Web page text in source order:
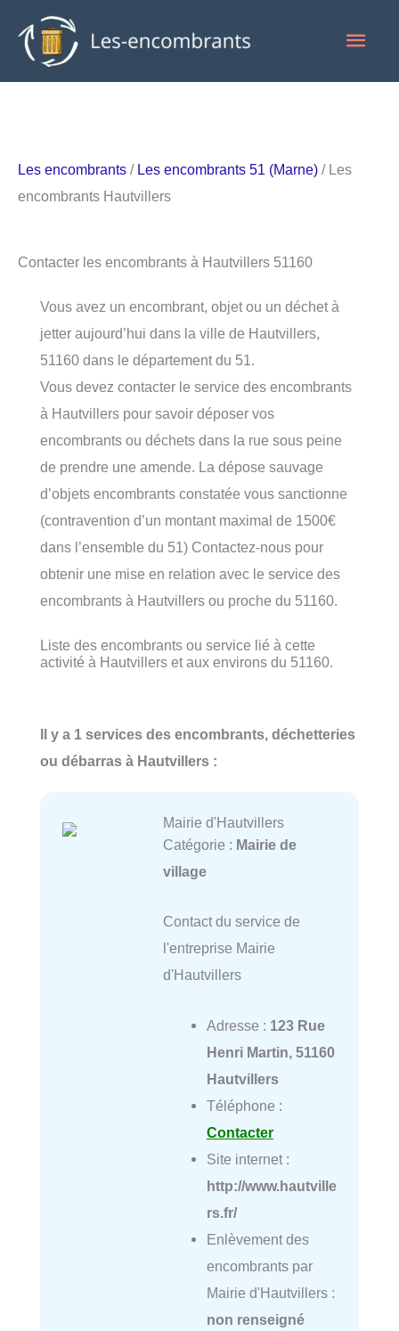
contenu
Les encombrants / Les encombrants 51 (Marne) / Les
encombrants Hautvillers
Contacter les encombrants à Hautvillers 51160
Vous avez un encombrant, objet ou un déchet à
jetter aujourd’hui dans la ville de Hautvillers,
51160 dans le département du 51.
Vous devez contacter le service des encombrants
à Hautvillers pour savoir déposer vos
encombrants ou déchets dans la rue sous peine
de prendre une amende. La dépose sauvage
d’objets encombrants constatée vous sanctionne
(contravention d’un montant maximal de 1500€
dans l’ensemble du 51) Contactez-nous pour
obtenir une mise en relation avec le service des
encombrants à Hautvillers ou proche du 51160.
Liste des encombrants ou service lié à cette
activité à Hautvillers et aux environs du 51160.
Il y a 1 services des encombrants, déchetteries
ou débarras à Hautvillers :
Mairie d'Hautvillers
Catégorie : Mairie de
village
Contact du service de
l'entreprise Mairie
d'Hautvillers
Adresse : 123 Rue
Henri Martin, 51160
Hautvillers
Téléphone :
Contacter
Site internet :
http://www.hautville
rs.fr/
Enlèvement des
encombrants par
Mairie d'Hautvillers :
non renseigné